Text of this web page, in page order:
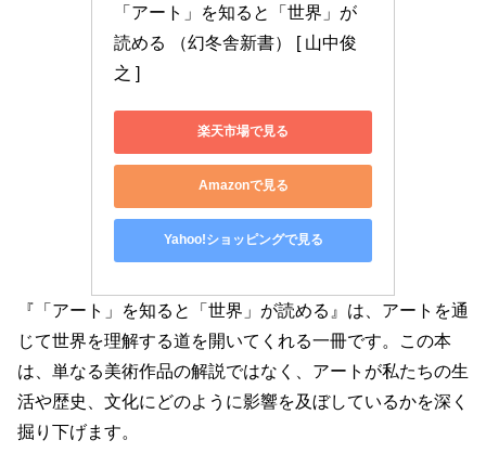
「アート」を知ると「世界」が
読める （幻冬舎新書） [ 山中俊
之 ]
楽天市場で見る
Amazonで見る
Yahoo!ショッピングで見る
『「アート」を知ると「世界」が読める』は、アートを通
じて世界を理解する道を開いてくれる一冊です。この本
は、単なる美術作品の解説ではなく、アートが私たちの生
活や歴史、文化にどのように影響を及ぼしているかを深く
掘り下げます。